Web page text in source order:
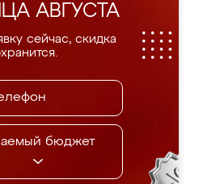
АВГУСТА
сейчас, скидка
бюджет